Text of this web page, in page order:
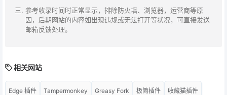
参考收录时间时正常显示，排除防火墙、浏览器，运营商等原
因，后期网站的内容如出现违规或无法打开等状况，可直接发送
邮箱反馈处理。
相关网站
Edge 插件 Tampermonkey Greasy Fork 极简插件 收藏猫插件